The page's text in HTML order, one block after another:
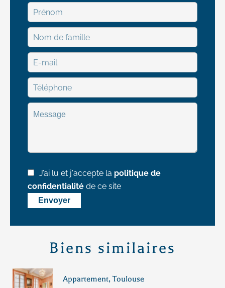
J’ai lu et j'accepte la politique de
confidentialité de ce site
Envoyer
Biens similaires
Appartement, Toulouse